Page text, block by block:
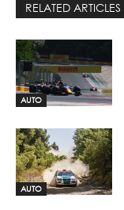
RELATED ARTICLES
AUTO
AUTO